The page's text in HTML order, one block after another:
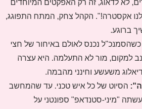
לא לדאוג, זה רק האפקטים המיוחדים
לנו אקסטרה!". הקהל צחק, המתח התפוגג,
ברוגע.
כשהסמנכ"ל נכנס לאולם באיחור של חצי
למקום, מור לא התעלמה. היא עצרה
משעשע וחינני מהבמה.
הסיוט של כל איש טכני. עד שהמחשב
"מיני-סטנדאפ" ספונטני על